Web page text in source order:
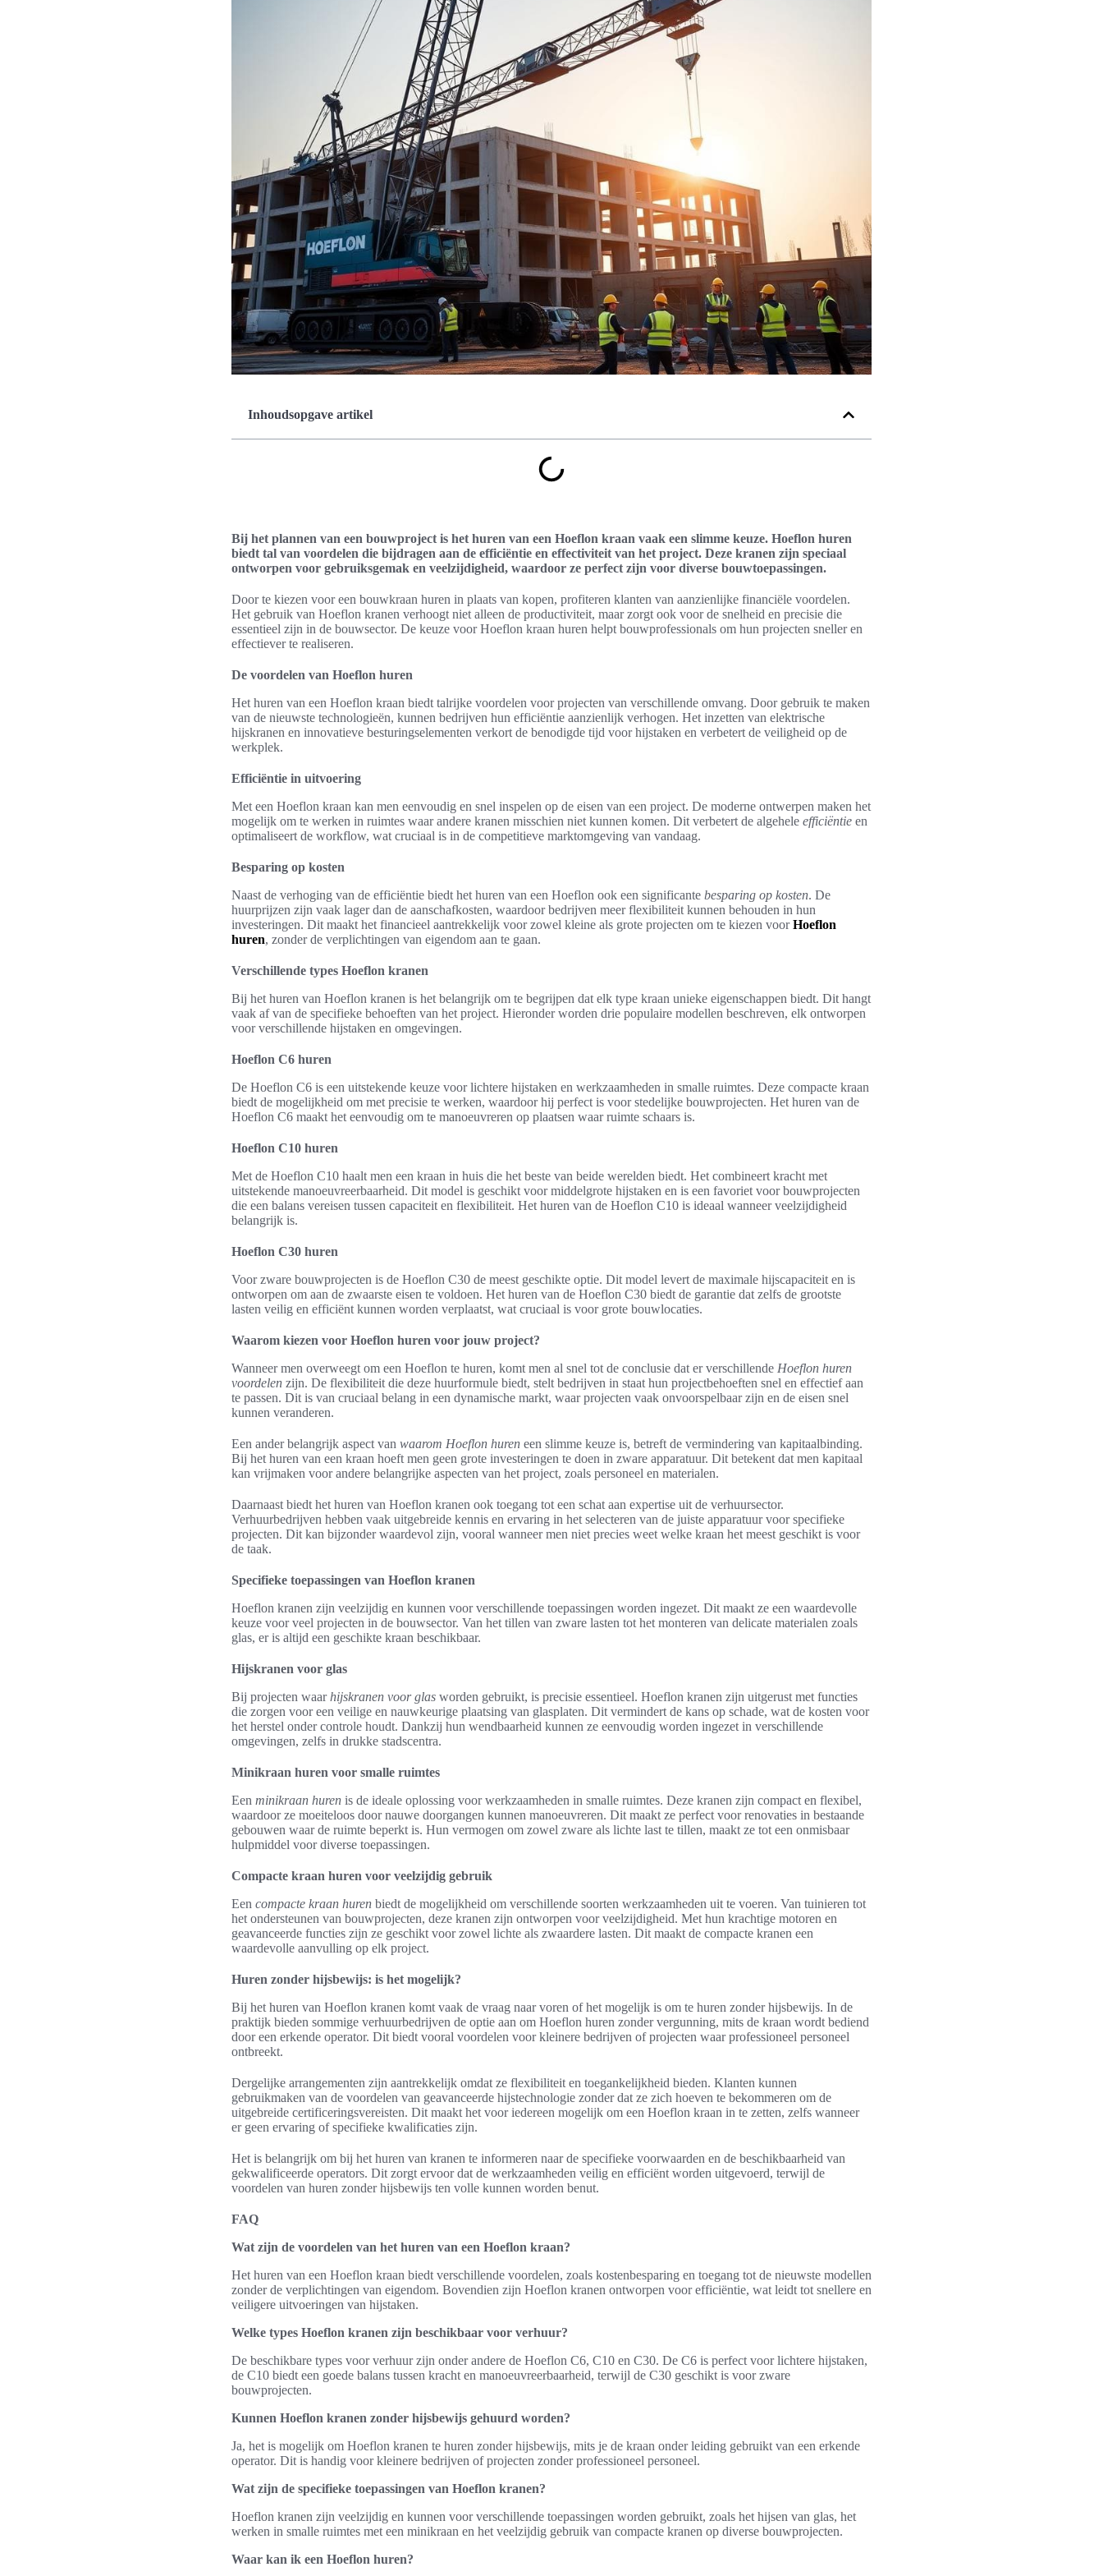
Inhoudsopgave artikel
Bij het plannen van een bouwproject is het huren van een Hoeflon kraan vaak een slimme keuze. Hoeflon huren
biedt tal van voordelen die bijdragen aan de efficiëntie en effectiviteit van het project. Deze kranen zijn speciaal
ontworpen voor gebruiksgemak en veelzijdigheid, waardoor ze perfect zijn voor diverse bouwtoepassingen.
Door te kiezen voor een bouwkraan huren in plaats van kopen, profiteren klanten van aanzienlijke financiële voordelen.
Het gebruik van Hoeflon kranen verhoogt niet alleen de productiviteit, maar zorgt ook voor de snelheid en precisie die
essentieel zijn in de bouwsector. De keuze voor Hoeflon kraan huren helpt bouwprofessionals om hun projecten sneller en
effectiever te realiseren.
De voordelen van Hoeflon huren
Het huren van een Hoeflon kraan biedt talrijke voordelen voor projecten van verschillende omvang. Door gebruik te maken
van de nieuwste technologieën, kunnen bedrijven hun efficiëntie aanzienlijk verhogen. Het inzetten van elektrische
hijskranen en innovatieve besturingselementen verkort de benodigde tijd voor hijstaken en verbetert de veiligheid op de
werkplek.
Efficiëntie in uitvoering
Met een Hoeflon kraan kan men eenvoudig en snel inspelen op de eisen van een project. De moderne ontwerpen maken het
mogelijk om te werken in ruimtes waar andere kranen misschien niet kunnen komen. Dit verbetert de algehele efficiëntie en
optimaliseert de workflow, wat cruciaal is in de competitieve marktomgeving van vandaag.
Besparing op kosten
Naast de verhoging van de efficiëntie biedt het huren van een Hoeflon ook een significante besparing op kosten. De
huurprijzen zijn vaak lager dan de aanschafkosten, waardoor bedrijven meer flexibiliteit kunnen behouden in hun
investeringen. Dit maakt het financieel aantrekkelijk voor zowel kleine als grote projecten om te kiezen voorHoeflon
huren, zonder de verplichtingen van eigendom aan te gaan.
Verschillende types Hoeflon kranen
Bij het huren van Hoeflon kranen is het belangrijk om te begrijpen dat elk type kraan unieke eigenschappen biedt. Dit hangt
vaak af van de specifieke behoeften van het project. Hieronder worden drie populaire modellen beschreven, elk ontworpen
voor verschillende hijstaken en omgevingen.
Hoeflon C6 huren
De Hoeflon C6 is een uitstekende keuze voor lichtere hijstaken en werkzaamheden in smalle ruimtes. Deze compacte kraan
biedt de mogelijkheid om met precisie te werken, waardoor hij perfect is voor stedelijke bouwprojecten. Het huren van de
Hoeflon C6 maakt het eenvoudig om te manoeuvreren op plaatsen waar ruimte schaars is.
Hoeflon C10 huren
Met de Hoeflon C10 haalt men een kraan in huis die het beste van beide werelden biedt. Het combineert kracht met
uitstekende manoeuvreerbaarheid. Dit model is geschikt voor middelgrote hijstaken en is een favoriet voor bouwprojecten
die een balans vereisen tussen capaciteit en flexibiliteit. Het huren van de Hoeflon C10 is ideaal wanneer veelzijdigheid
belangrijk is.
Hoeflon C30 huren
Voor zware bouwprojecten is de Hoeflon C30 de meest geschikte optie. Dit model levert de maximale hijscapaciteit en is
ontworpen om aan de zwaarste eisen te voldoen. Het huren van de Hoeflon C30 biedt de garantie dat zelfs de grootste
lasten veilig en efficiënt kunnen worden verplaatst, wat cruciaal is voor grote bouwlocaties.
Waarom kiezen voor Hoeflon huren voor jouw project?
Wanneer men overweegt om een Hoeflon te huren, komt men al snel tot de conclusie dat er verschillende Hoeflon huren
voordelen zijn. De flexibiliteit die deze huurformule biedt, stelt bedrijven in staat hun projectbehoeften snel en effectief aan
te passen. Dit is van cruciaal belang in een dynamische markt, waar projecten vaak onvoorspelbaar zijn en de eisen snel
kunnen veranderen.
Een ander belangrijk aspect van waarom Hoeflon huren een slimme keuze is, betreft de vermindering van kapitaalbinding.
Bij het huren van een kraan hoeft men geen grote investeringen te doen in zware apparatuur. Dit betekent dat men kapitaal
kan vrijmaken voor andere belangrijke aspecten van het project, zoals personeel en materialen.
Daarnaast biedt het huren van Hoeflon kranen ook toegang tot een schat aan expertise uit de verhuursector.
Verhuurbedrijven hebben vaak uitgebreide kennis en ervaring in het selecteren van de juiste apparatuur voor specifieke
projecten. Dit kan bijzonder waardevol zijn, vooral wanneer men niet precies weet welke kraan het meest geschikt is voor
de taak.
Specifieke toepassingen van Hoeflon kranen
Hoeflon kranen zijn veelzijdig en kunnen voor verschillende toepassingen worden ingezet. Dit maakt ze een waardevolle
keuze voor veel projecten in de bouwsector. Van het tillen van zware lasten tot het monteren van delicate materialen zoals
glas, er is altijd een geschikte kraan beschikbaar.
Hijskranen voor glas
Bij projecten waarhijskranen voor glas worden gebruikt, is precisie essentieel. Hoeflon kranen zijn uitgerust met functies
die zorgen voor een veilige en nauwkeurige plaatsing van glasplaten. Dit vermindert de kans op schade, wat de kosten voor
het herstel onder controle houdt. Dankzij hun wendbaarheid kunnen ze eenvoudig worden ingezet in verschillende
omgevingen, zelfs in drukke stadscentra.
Minikraan huren voor smalle ruimtes
Een minikraan huren is de ideale oplossing voor werkzaamheden in smalle ruimtes. Deze kranen zijn compact en flexibel,
waardoor ze moeiteloos door nauwe doorgangen kunnen manoeuvreren. Dit maakt ze perfect voor renovaties in bestaande
gebouwen waar de ruimte beperkt is. Hun vermogen om zowel zware als lichte last te tillen, maakt ze tot een onmisbaar
hulpmiddel voor diverse toepassingen.
Compacte kraan huren voor veelzijdig gebruik
Een compacte kraan huren biedt de mogelijkheid om verschillende soorten werkzaamheden uit te voeren. Van tuinieren tot
het ondersteunen van bouwprojecten, deze kranen zijn ontworpen voor veelzijdigheid. Met hun krachtige motoren en
geavanceerde functies zijn ze geschikt voor zowel lichte als zwaardere lasten. Dit maakt de compacte kranen een
waardevolle aanvulling op elk project.
Huren zonder hijsbewijs: is het mogelijk?
Bij het huren van Hoeflon kranen komt vaak de vraag naar voren of het mogelijk is om te huren zonder hijsbewijs. In de
praktijk bieden sommige verhuurbedrijven de optie aan om Hoeflon huren zonder vergunning, mits de kraan wordt bediend
door een erkende operator. Dit biedt vooral voordelen voor kleinere bedrijven of projecten waar professioneel personeel
ontbreekt.
Dergelijke arrangementen zijn aantrekkelijk omdat ze flexibiliteit en toegankelijkheid bieden. Klanten kunnen
gebruikmaken van de voordelen van geavanceerde hijstechnologie zonder dat ze zich hoeven te bekommeren om de
uitgebreide certificeringsvereisten. Dit maakt het voor iedereen mogelijk om een Hoeflon kraan in te zetten, zelfs wanneer
er geen ervaring of specifieke kwalificaties zijn.
Het is belangrijk om bij het huren van kranen te informeren naar de specifieke voorwaarden en de beschikbaarheid van
gekwalificeerde operators. Dit zorgt ervoor dat de werkzaamheden veilig en efficiënt worden uitgevoerd, terwijl de
voordelen van huren zonder hijsbewijs ten volle kunnen worden benut.
FAQ
Wat zijn de voordelen van het huren van een Hoeflon kraan?
Het huren van een Hoeflon kraan biedt verschillende voordelen, zoals kostenbesparing en toegang tot de nieuwste modellen
zonder de verplichtingen van eigendom. Bovendien zijn Hoeflon kranen ontworpen voor efficiëntie, wat leidt tot snellere en
veiligere uitvoeringen van hijstaken.
Welke types Hoeflon kranen zijn beschikbaar voor verhuur?
De beschikbare types voor verhuur zijn onder andere de Hoeflon C6, C10 en C30. De C6 is perfect voor lichtere hijstaken,
de C10 biedt een goede balans tussen kracht en manoeuvreerbaarheid, terwijl de C30 geschikt is voor zware
bouwprojecten.
Kunnen Hoeflon kranen zonder hijsbewijs gehuurd worden?
Ja, het is mogelijk om Hoeflon kranen te huren zonder hijsbewijs, mits je de kraan onder leiding gebruikt van een erkende
operator. Dit is handig voor kleinere bedrijven of projecten zonder professioneel personeel.
Wat zijn de specifieke toepassingen van Hoeflon kranen?
Hoeflon kranen zijn veelzijdig en kunnen voor verschillende toepassingen worden gebruikt, zoals het hijsen van glas, het
werken in smalle ruimtes met een minikraan en het veelzijdig gebruik van compacte kranen op diverse bouwprojecten.
Waar kan ik een Hoeflon huren?